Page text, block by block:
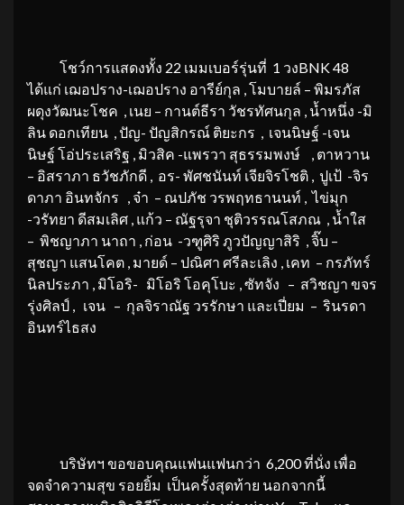
โชว์การแสดงทั้ง 22 เมมเบอร์รุ่นที่ 1 วงBNK 48
ได้แก่ เฌอปราง-เฌอปราง อารีย์กุล , โมบายล์ – พิมรภัส
ผดุงวัฒนะโชค , เนย – กานต์ธีรา วัชรทัศนกุล , น้ำหนึ่ง -มิ
ลิน ดอกเทียน , ปัญ- ปัญสิกรณ์ ติยะกร , เจนนิษฐ์ -เจน
นิษฐ์ โอ่ประเสริฐ , มิวสิค -แพรวา สุธรรมพงษ์ , ตาหวาน
– อิสราภา ธวัชภักดี , อร- พัศชนันท์ เจียจิรโชติ , ปูเป้ -จิร
ดาภา อินทจักร , จ๋า – ณปภัช วรพฤทธานนท์ , ไข่มุก
-วรัทยา ดีสมเลิศ , แก้ว – ณัฐรุจา ชุติวรรณโสภณ , น้ำใส
– พิชญาภา นาถา , ก่อน -วฑูศิริ ภูวปัญญาสิริ , จิ๊บ –
สุชญา แสนโคต , มายด์ – ปณิศา ศรีละเลิง , เคท – กรภัทร์
นิลประภา , มิโอริ- มิโอริ โอคุโบะ , ซัทจัง – สวิชญา ขจร
รุ่งศิลป์ , เจน – กุลจิราณัฐ วรรักษา และเปี่ยม – รินรดา
อินทร์ไธสง
บริษัทฯ ขอขอบคุณแฟนแฟนกว่า 6,200 ที่นั่ง เพื่อ
จดจำความสุข รอยยิ้ม เป็นครั้งสุดท้าย นอกจากนี้